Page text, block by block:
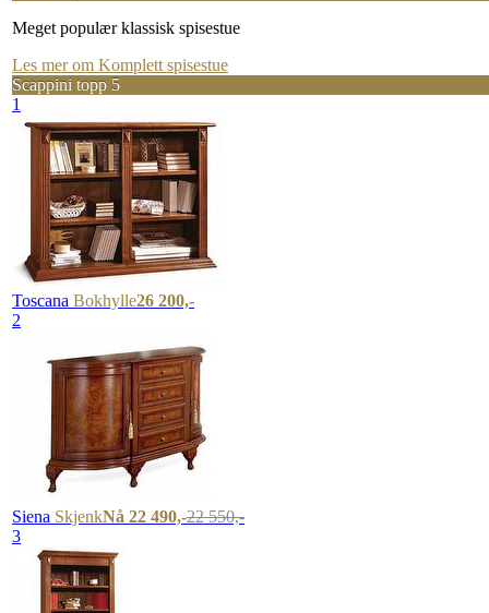
Meget populær klassisk spisestue
Les mer om Komplett spisestue
Scappini topp 5
1
Toscana Bokhylle26 200,-
2
Siena SkjenkNå 22 490,-22 550,-
3